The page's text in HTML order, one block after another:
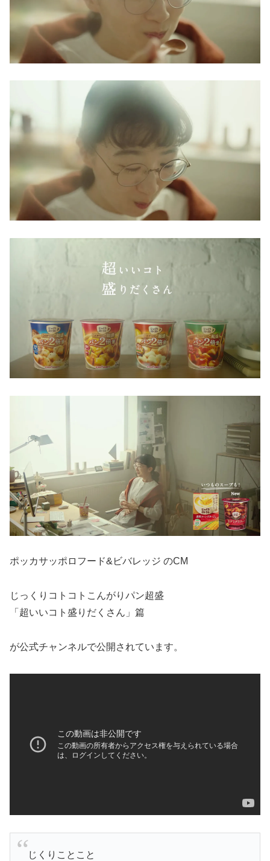
ポッカサッポロフード&ビバレッジ のCM
じっくりコトコトこんがりパン超盛
「超いいコト盛りだくさん」篇
が公式チャンネルで公開されています。
じくりことこと